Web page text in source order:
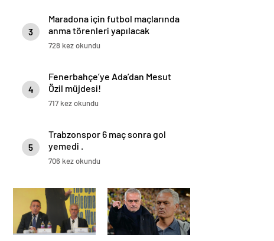
3
Maradona için futbol maçlarında
anma törenleri yapılacak
728 kez okundu
4
Fenerbahçe’ye Ada’dan Mesut
Özil müjdesi!
717 kez okundu
5
Trabzonspor 6 maç sonra gol
yemedi .
706 kez okundu